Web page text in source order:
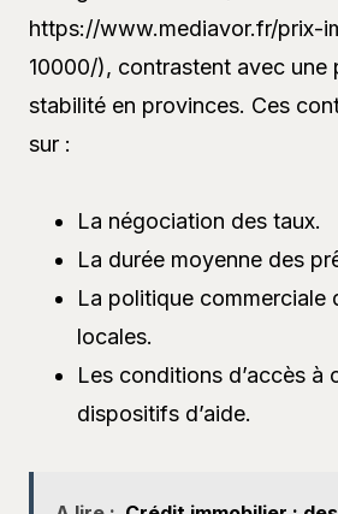
https://www.mediavor.fr/prix-
10000/), contrastent avec une
stabilité en provinces. Ces
sur :
La négociation des taux.
La durée moyenne des
La politique commerciale
locales.
Les conditions d’accès à
dispositifs d’aide.